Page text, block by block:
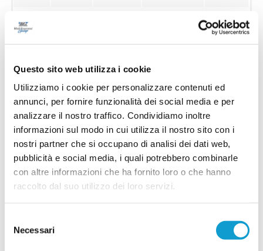
Questo sito web utilizza i cookie
Utilizziamo i cookie per personalizzare contenuti ed
annunci, per fornire funzionalità dei social media e per
analizzare il nostro traffico. Condividiamo inoltre
informazioni sul modo in cui utilizza il nostro sito con i
nostri partner che si occupano di analisi dei dati web,
pubblicità e social media, i quali potrebbero combinarle
con altre informazioni che ha fornito loro o che hanno
raccolto dal suo utilizzo dei loro servizi.
delNecessari
Invia !